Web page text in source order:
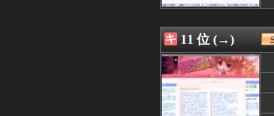
08/07 22:03
08/07 22:00
08/07 21:57
08/07 21:57
08/07 21:57
08/07 21:57
08/07 21:47
11 位 (→)